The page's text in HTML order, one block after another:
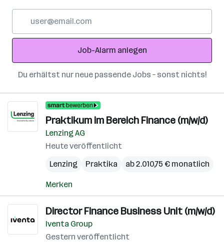
Adresse
Job-Alarm anlegen
Du erhältst nur neue passende Jobs – sonst nichts!
Praktikum im Bereich Finance (m/w/d)
Lenzing AG
Heute veröffentlicht
Lenzing
Praktika ab 2.010,75 € monatlich
Merken
Director Finance Business Unit (m/w/d)
Iventa Group
Gestern veröffentlicht